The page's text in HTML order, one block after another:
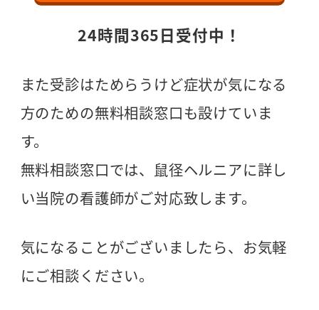
24時間365日受付中！
また受診はためらうけど症状が気になる
方のための無料相談窓口も設けていま
す。
無料相談窓口では、鼠径ヘルニアに詳し
い当院の看護師がご対応致します。
気になることがございましたら、お気軽
にご相談ください。